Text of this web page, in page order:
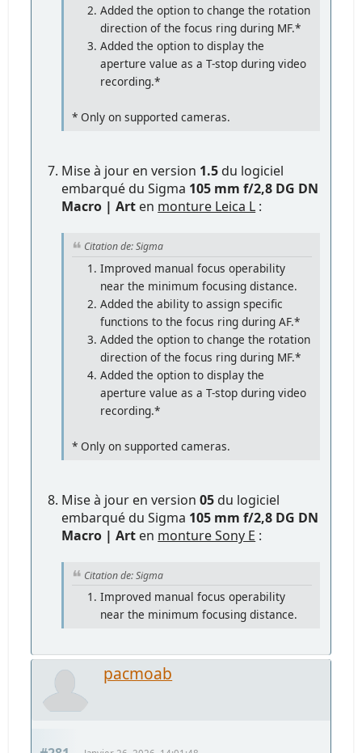
Added the option to change the rotation
direction of the focus ring during MF.*
Added the option to display the
aperture value as a T-stop during video
recording.*
* Only on supported cameras.
Mise à jour en version 1.5 du logiciel
embarqué du Sigma 105 mm f/2,8 DG DN
Macro | Art en monture Leica L :
Citation de: Sigma
Improved manual focus operability
near the minimum focusing distance.
Added the ability to assign specific
functions to the focus ring during AF.*
Added the option to change the rotation
direction of the focus ring during MF.*
Added the option to display the
aperture value as a T-stop during video
recording.*
* Only on supported cameras.
Mise à jour en version05 du logiciel
embarqué du Sigma 105 mm f/2,8 DG DN
Macro | Art en monture Sony E :
Citation de: Sigma
Improved manual focus operability
near the minimum focusing distance.
pacmoab